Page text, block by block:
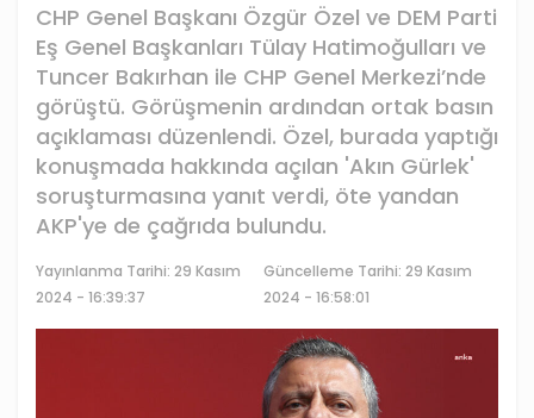
CHP Genel Başkanı Özgür Özel ve DEM Parti
Eş Genel Başkanları Tülay Hatimoğulları ve
Tuncer Bakırhan ile CHP Genel Merkezi’nde
görüştü. Görüşmenin ardından ortak basın
açıklaması düzenlendi. Özel, burada yaptığı
konuşmada hakkında açılan 'Akın Gürlek'
soruşturmasına yanıt verdi, öte yandan
AKP'ye de çağrıda bulundu.
Yayınlanma Tarihi: 29 Kasım
2024 - 16:39:37
Güncelleme Tarihi: 29 Kasım
2024 - 16:58:01